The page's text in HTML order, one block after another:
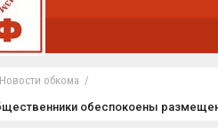
Новости обкома
обеспокоены